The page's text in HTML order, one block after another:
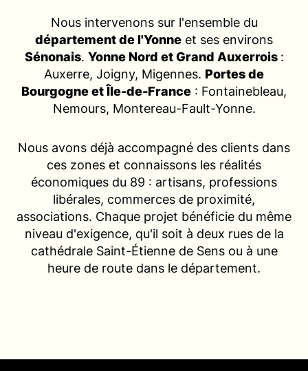
Nous intervenons sur l'ensemble du
département de l'Yonne et ses environs
Sénonais. Yonne Nord et Grand Auxerrois :
Auxerre, Joigny, Migennes. Portes de
Bourgogne et Île-de-France : Fontainebleau,
Nemours, Montereau-Fault-Yonne.
Nous avons déjà accompagné des clients dans
ces zones et connaissons les réalités
économiques du 89 : artisans, professions
libérales, commerces de proximité,
associations. Chaque projet bénéficie du même
niveau d'exigence, qu'il soit à deux rues de la
cathédrale Saint-Étienne de Sens ou à une
heure de route dans le département.